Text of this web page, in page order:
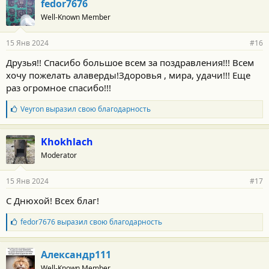
о
д
а
н
с
т
и
fedor7676
Well-Known Member
15 Янв 2024 #16
Друзья!! Спасибо большое всем за поздравления!!! Всем
хочу пожелать алаверды!Здоровья , мира, удачи!!! Еще
раз огромное спасибо!!!
Б
л
а
г
о
д
а
н
с
т
и
:
Veyronвыразил свою благодарность
Khokhlach
Moderator
15 Янв 2024 #17
С Днюхой! Всех благ!
Б
л
а
г
о
fedor7676выразил свою благодарность
Александр111